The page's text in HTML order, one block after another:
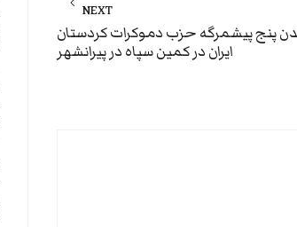
NEXT
post:
پنج پیشمرگه حزب دموکرات کردستان
ایران در کمین سپاه در پیرانشهر